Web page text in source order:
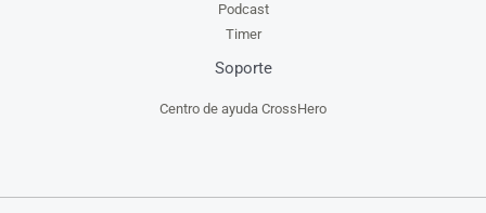
Podcast
Timer
Soporte
Centro de ayuda CrossHero